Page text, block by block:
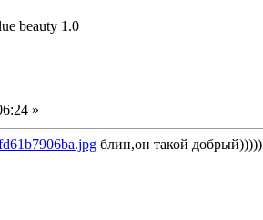
beauty 1.0
»
блин,он такой добрый)))))